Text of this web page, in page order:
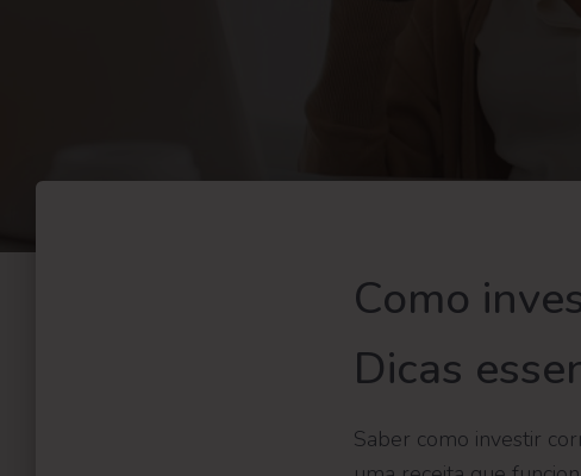
Como
Dicas
Saber como investir